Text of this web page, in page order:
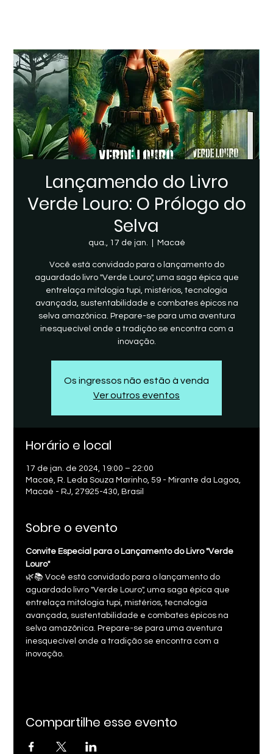
Lançamendo do Livro
Verde Louro: O Prólogo do
Selva
qua., 17 de jan. Macaé
Você está convidado para o lançamento do
aguardado livro "Verde Louro", uma saga épica que
entrelaça mitologia tupi, mistérios, tecnologia
avançada, sustentabilidade e combates épicos na
selva amazônica. Prepare-se para uma aventura
inesquecível onde a tradição se encontra com a
inovação.
Os ingressos não estão à venda
Ver outros eventos
Horário e local
17 de jan. de 2024, 19:00 – 22:00
Macaé, R. Leda Souza Marinho, 59 - Mirante da Lagoa,
Macaé - RJ, 27925-430, Brasil
Sobre o evento
Convite Especial para o Lançamento do Livro "Verde
Louro"
🌿📚 Você está convidado para o lançamento do
aguardado livro "Verde Louro", uma saga épica que
entrelaça mitologia tupi, mistérios, tecnologia
avançada, sustentabilidade e combates épicos na
selva amazônica. Prepare-se para uma aventura
inesquecível onde a tradição se encontra com a
inovação.
Compartilhe esse evento